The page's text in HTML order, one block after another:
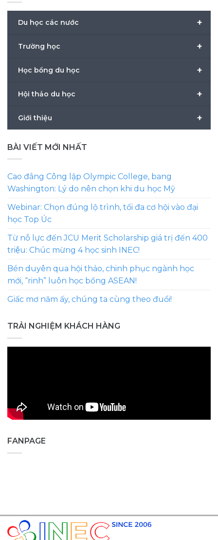
+
Du học các nước
+
Trường học
+
Học bổng du học
+
Hội thảo du học
+
Giới thiệu
BÀI VIẾT MỚI NHẤT
Cao đẳng Công lập Olympic College, bang
Washington: Lý do nên chọn khi du học Mỹ
Webinar: Chọn đúng lộ trình, tối đa cơ hội vào đại
học Top Úc
Từ nỗ lực đến JCU Merit Scholarship giá trị đến 400
triệu: Chúc mừng 4 học sinh INEC!
Bén duyên qua hội thảo, chinh phục ngành học
mới, “rinh” luôn học bổng ASEAN!
Giấc mơ năm ấy, chúng ta cùng theo đuổi!
TRẢI NGHIỆM KHÁCH HÀNG
FANPAGE